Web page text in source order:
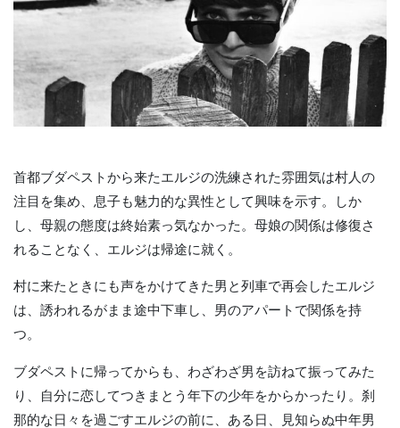
首都ブダペストから来たエルジの洗練された雰囲気は村人の
注目を集め、息子も魅力的な異性として興味を示す。しか
し、母親の態度は終始素っ気なかった。母娘の関係は修復さ
れることなく、エルジは帰途に就く。
村に来たときにも声をかけてきた男と列車で再会したエルジ
は、誘われるがまま途中下車し、男のアパートで関係を持
つ。
ブダペストに帰ってからも、わざわざ男を訪ねて振ってみた
り、自分に恋してつきまとう年下の少年をからかったり。刹
那的な日々を過ごすエルジの前に、ある日、見知らぬ中年男